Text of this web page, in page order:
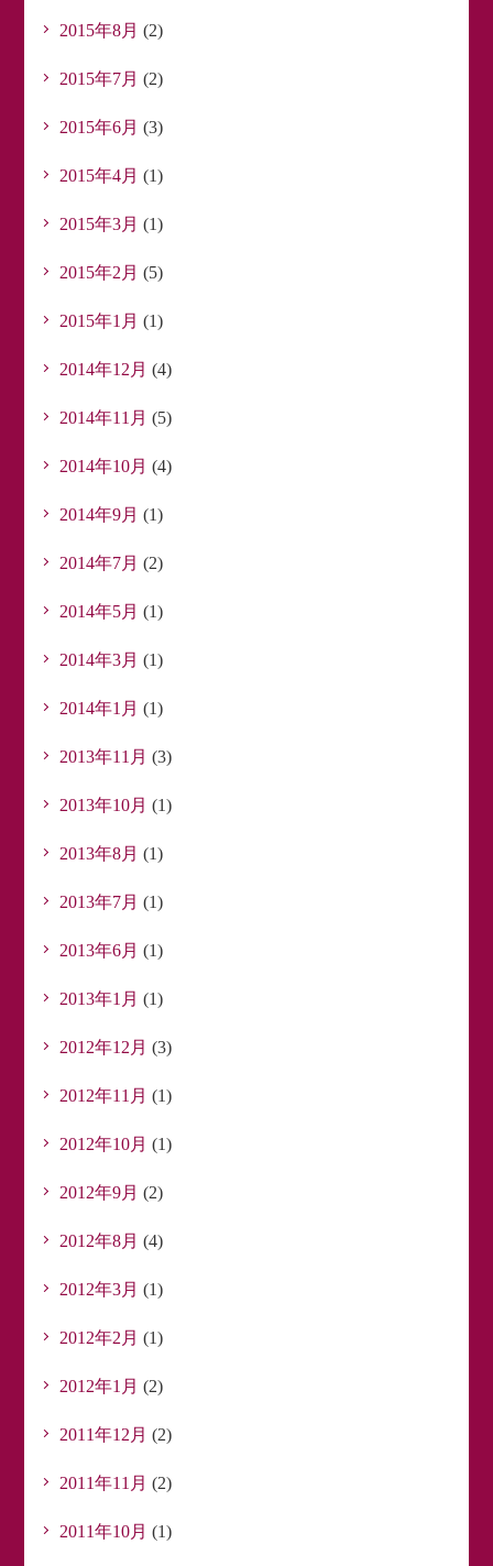
2015年8月 (2)
2015年7月 (2)
2015年6月 (3)
2015年4月 (1)
2015年3月 (1)
2015年2月 (5)
2015年1月 (1)
2014年12月 (4)
2014年11月 (5)
2014年10月 (4)
2014年9月 (1)
2014年7月 (2)
2014年5月 (1)
2014年3月 (1)
2014年1月 (1)
2013年11月 (3)
2013年10月 (1)
2013年8月 (1)
2013年7月 (1)
2013年6月 (1)
2013年1月 (1)
2012年12月 (3)
2012年11月 (1)
2012年10月 (1)
2012年9月 (2)
2012年8月 (4)
2012年3月 (1)
2012年2月 (1)
2012年1月 (2)
2011年12月 (2)
2011年11月 (2)
2011年10月 (1)